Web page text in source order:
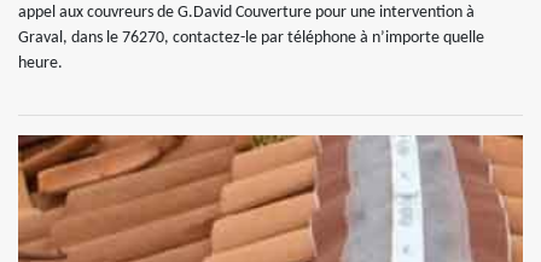
appel aux couvreurs de G.David Couverture pour une intervention à
Graval, dans le 76270, contactez-le par téléphone à n’importe quelle
heure.